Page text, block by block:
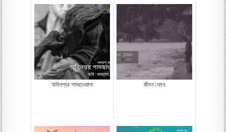
অবিনশ্বর গামছাওয়ালা জীবন যেমন